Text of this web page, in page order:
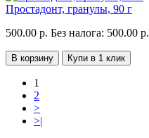
Простадонт, гранулы, 90 г
500.00 р. Без налога: 500.00 р.
В корзину Купи в 1 клик
1
2
>
>|